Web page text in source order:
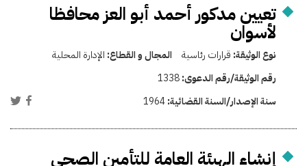
تعيين مدكور أحمد أبو العز محافظا
لأسوان
نوع الوثيقة: قرارات رئاسية المجال و القطاع: الإدارة المحلية
رقم الوثيقة/رقم الدعوى:1338
سنة الإصدار/السنة القضائية:1964
إنشاء الهيئة العامة للتأمين الصحى